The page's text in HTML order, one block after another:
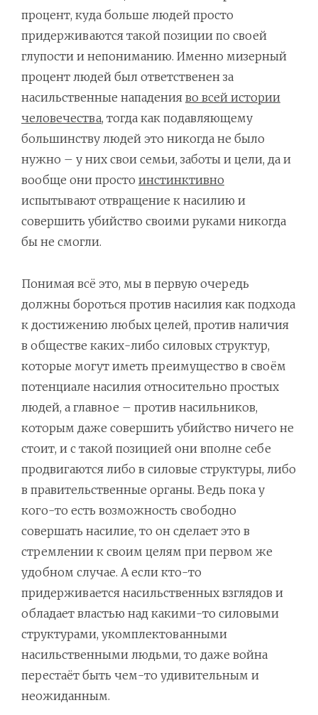
процент, куда больше людей просто
придерживаются такой позиции по своей
глупости и непониманию. Именно мизерный
процент людей был ответственен за
насильственные нападения во всей истории
человечества, тогда как подавляющему
большинству людей это никогда не было
нужно – у них свои семьи, заботы и цели, да и
вообще они просто инстинктивно
испытывают отвращение к насилию и
совершить убийство своими руками никогда
бы не смогли.
Понимая всё это, мы в первую очередь
должны бороться против насилия как подхода
к достижению любых целей, против наличия
в обществе каких-либо силовых структур,
которые могут иметь преимущество в своём
потенциале насилия относительно простых
людей, а главное – против насильников,
которым даже совершить убийство ничего не
стоит, и с такой позицией они вполне себе
продвигаются либо в силовые структуры, либо
в правительственные органы. Ведь пока у
кого-то есть возможность свободно
совершать насилие, то он сделает это в
стремлении к своим целям при первом же
удобном случае. А если кто-то
придерживается насильственных взглядов и
обладает властью над какими-то силовыми
структурами, укомплектованными
насильственными людьми, то даже война
перестаёт быть чем-то удивительным и
неожиданным.